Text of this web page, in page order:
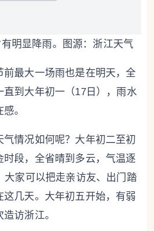
明显降雨。图源：浙江天气
最大一场雨也是在明天，全
直到大年初一（17日），雨水
。
情况如何呢？大年初二至初
时段，全省晴到多云，气温逐
家可以把走亲访友、出门踏
几天。大年初五开始，有弱
访浙江。